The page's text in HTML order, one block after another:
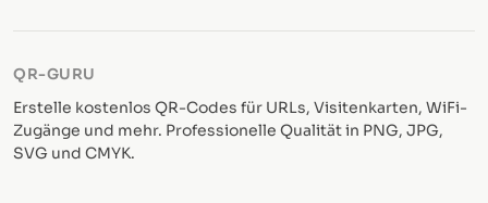
QR-GURU
Erstelle kostenlos QR-Codes für URLs, Visitenkarten, WiFi-
Zugänge und mehr. Professionelle Qualität in PNG, JPG,
SVG und CMYK.